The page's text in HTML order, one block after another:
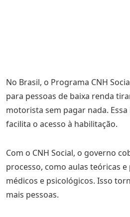
No Brasil, o Programa CNH
para pessoas de baixa renda
motorista sem pagar nada.
facilita o acesso à habilitação.
Com o CNH Social, o governo
processo, como aulas teóricas e
médicos e psicológicos. Isso
mais pessoas.